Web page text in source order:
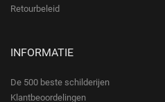
Retourbeleid
INFORMATIE
De 500 beste schilderijen
Klantbeoordelingen